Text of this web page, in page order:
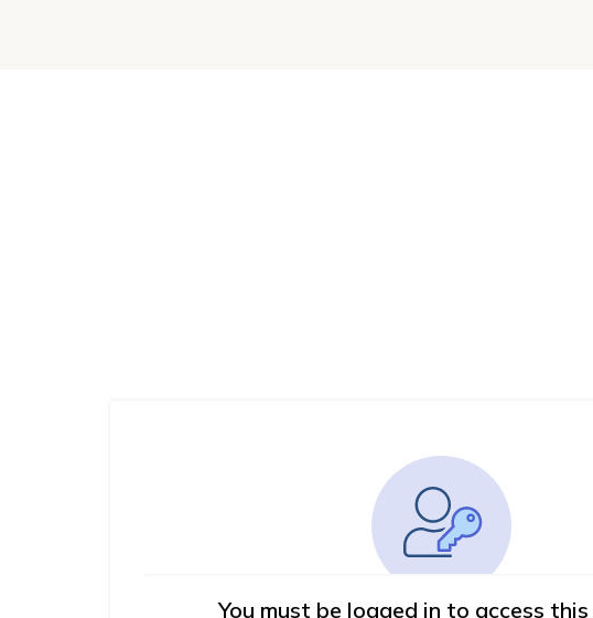
You must be logged in to access